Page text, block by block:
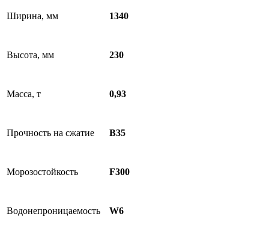
Ширина, мм 1340
Высота, мм 230
Масса, т 0,93
Прочность на сжатие B35
Морозостойкость F300
Водонепроницаемость W6